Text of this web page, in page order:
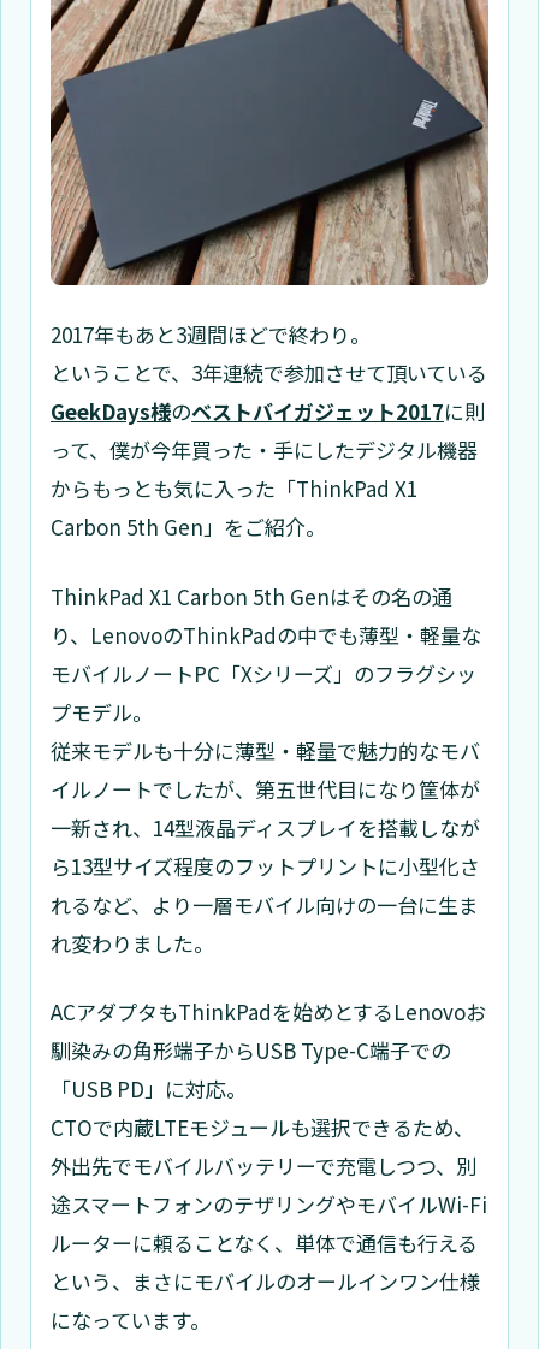
2017年もあと3週間ほどで終わり。
ということで、3年連続で参加させて頂いている
GeekDays様のベストバイガジェット2017に則
って、僕が今年買った・手にしたデジタル機器
からもっとも気に入った「ThinkPad X1
Carbon 5th Gen」をご紹介。
ThinkPad X1 Carbon 5th Genはその名の通
り、LenovoのThinkPadの中でも薄型・軽量な
モバイルノートPC「Xシリーズ」のフラグシッ
プモデル。
従来モデルも十分に薄型・軽量で魅力的なモバ
イルノートでしたが、第五世代目になり筐体が
一新され、14型液晶ディスプレイを搭載しなが
ら13型サイズ程度のフットプリントに小型化さ
れるなど、より一層モバイル向けの一台に生ま
れ変わりました。
ACアダプタもThinkPadを始めとするLenovoお
馴染みの角形端子からUSB Type-C端子での
「USB PD」に対応。
CTOで内蔵LTEモジュールも選択できるため、
外出先でモバイルバッテリーで充電しつつ、別
途スマートフォンのテザリングやモバイルWi-Fi
ルーターに頼ることなく、単体で通信も行える
という、まさにモバイルのオールインワン仕様
になっています。